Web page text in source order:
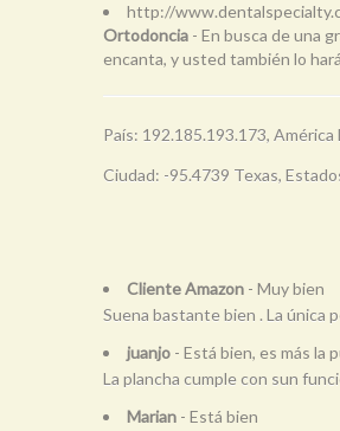
http://
Ortodoncia - En busca de una
encanta, y usted también lo
País: 192.185.193.173, América
Ciudad: -95.4739 Texas,
Cliente Amazon - Muy bien
Suena bastante bien . La única
juanjo - Está bien, es más la
La plancha cumple con sun
Marian - Está bien